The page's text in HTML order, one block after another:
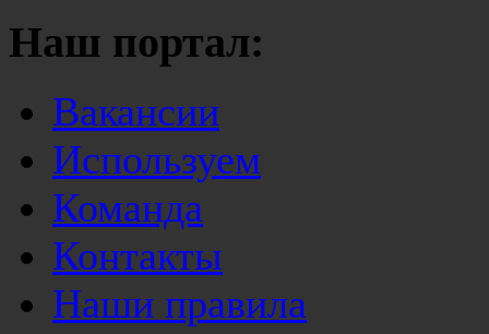
Наш портал:
Вакансии
Используем
Команда
Контакты
Наши правила